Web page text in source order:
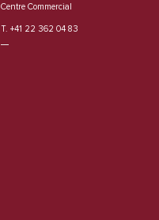
Centre Commercial
T. +41 22 362 04 83